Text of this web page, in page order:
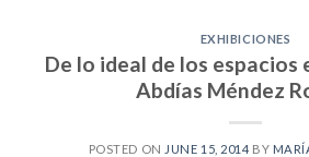
EXHIBICIONES
De lo ideal de los espacios
Abdías Méndez
POSTED ON JUNE 15, 2014 BY